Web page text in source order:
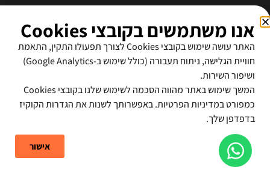
אנו משתמשים בקובצי Cookies
האתר עושה שימוש בקובצי Cookies לצורך תפעולו התקין, התאמת
חוויית הגלישה, ניתוח תעבורה (כולל שימוש ב-Google Analytics)
ושיפור השירות.
המשך שימוש באתר מהווה הסכמה לשימוש שלנו בקובצי Cookies
כמפורט במדיניות הפרטיות. באפשרותך לשנות את הגדרות הקוקיז
בדפדפן שלך.
אישור